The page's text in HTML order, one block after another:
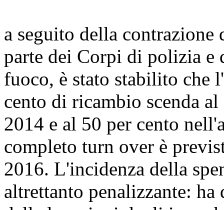
a seguito della
parte dei Corpi di polizia
fuoco, è stato stabilito che
cento di ricambio scenda
2014 e al 50 per cento
completo turn over è
2016. L'incidenza della
altrettanto penalizzante: